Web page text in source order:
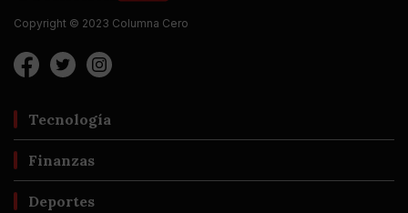
Copyright © 2023 Columna Cero
Tecnología
Finanzas
Deportes